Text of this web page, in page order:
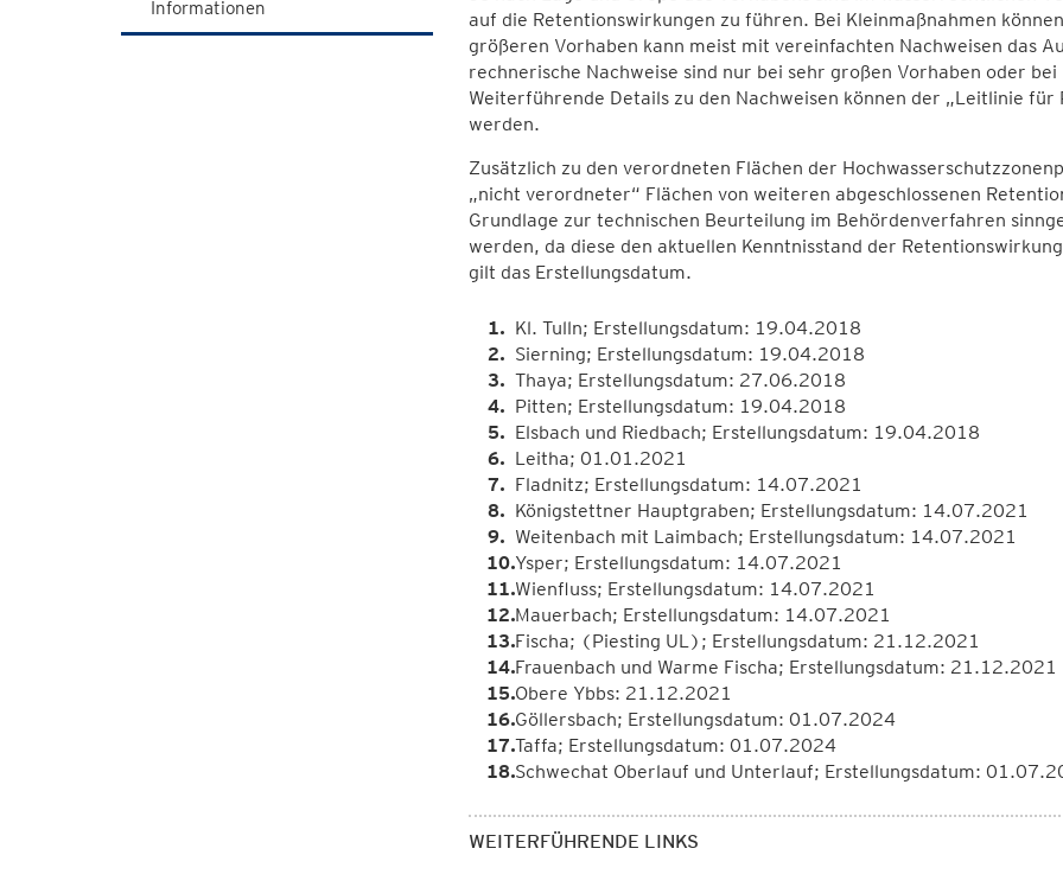
Informationen
auf die Retentionswirkungen zu führen. Bei Kleinmaßnahmen
größeren Vorhaben kann meist mit vereinfachten Nachweisen das
rechnerische Nachweise sind nur bei sehr großen Vorhaben oder
Weiterführende Details zu den Nachweisen können der „Leitlinie
werden.
Zusätzlich zu den verordneten Flächen der
„nicht verordneter“ Flächen von weiteren abgeschlossenen
Grundlage zur technischen Beurteilung im Behördenverfahren
werden, da diese den aktuellen Kenntnisstand der
gilt das Erstellungsdatum.
Kl. Tulln; Erstellungsdatum: 19.04.2018
Sierning; Erstellungsdatum: 19.04.2018
Thaya; Erstellungsdatum: 27.06.2018
Pitten; Erstellungsdatum: 19.04.2018
Elsbach und Riedbach; Erstellungsdatum: 19.04.2018
Leitha; 01.01.2021
Fladnitz; Erstellungsdatum: 14.07.2021
Königstettner Hauptgraben; Erstellungsdatum: 14.07.2021
Weitenbach mit Laimbach; Erstellungsdatum: 14.07.2021
Ysper; Erstellungsdatum: 14.07.2021
Wienfluss; Erstellungsdatum: 14.07.2021
Mauerbach; Erstellungsdatum: 14.07.2021
Fischa; (Piesting UL); Erstellungsdatum: 21.12.2021
Frauenbach und Warme Fischa; Erstellungsdatum: 21.12.2021
Obere Ybbs: 21.12.2021
Göllersbach; Erstellungsdatum: 01.07.2024
Taffa; Erstellungsdatum: 01.07.2024
Schwechat Oberlauf und Unterlauf; Erstellungsdatum:
WEITERFÜHRENDE LINKS